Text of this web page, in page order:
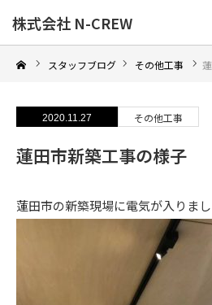
株式会社 N-CREW
スタッフブログ その他工事
2020.11.27 その他工事
蓮田市新築工事の様子
蓮田市の新築現場に電気が入りまし